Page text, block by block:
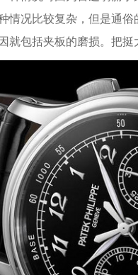
情况比较复杂，但是通
就包括夹板的磨损。把挺